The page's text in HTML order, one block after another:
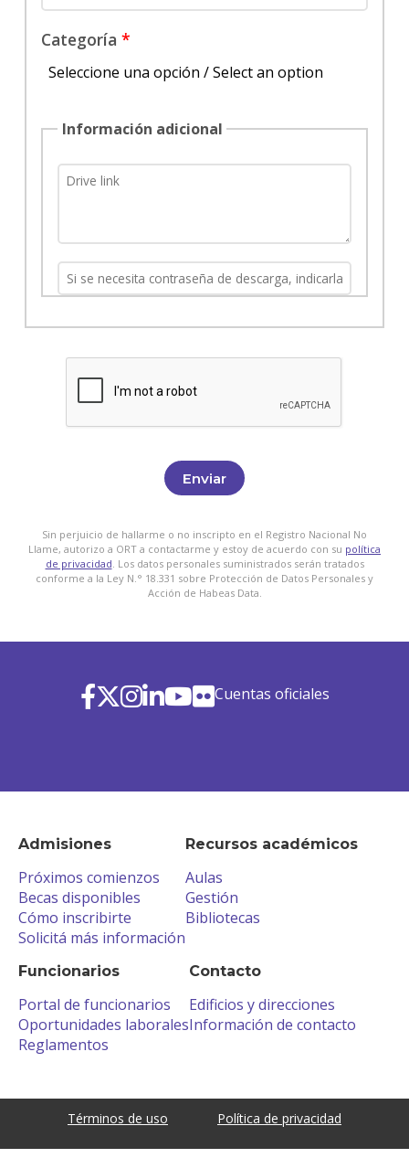
Categoría
Seleccione una opción / Select an option
Información adicional
Enviar
Sin perjuicio de hallarme o no inscripto en el Registro Nacional No
Llame, autorizo a ORT a contactarme y estoy de acuerdo con su política
de privacidad. Los datos personales suministrados serán tratados
conforme a la Ley N.° 18.331 sobre Protección de Datos Personales y
Acción de Habeas Data.
Admisiones
Próximos comienzos
Becas disponibles
Cómo inscribirte
Solicitá más información
Recursos académicos
Aulas
Gestión
Bibliotecas
Funcionarios
Portal de funcionarios
Oportunidades laborales
Reglamentos
Contacto
Edificios y direcciones
Información de contacto
Cuentas oficiales
Términos de uso Política de privacidad